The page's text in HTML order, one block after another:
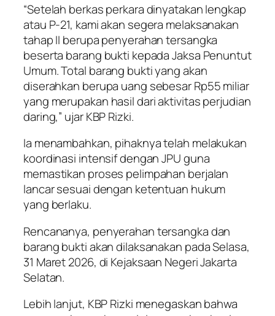
“Setelah berkas perkara dinyatakan lengkap
atau P-21, kami akan segera melaksanakan
tahap II berupa penyerahan tersangka
beserta barang bukti kepada Jaksa Penuntut
Umum. Total barang bukti yang akan
diserahkan berupa uang sebesar Rp55 miliar
yang merupakan hasil dari aktivitas perjudian
daring,” ujar KBP Rizki.
Ia menambahkan, pihaknya telah melakukan
koordinasi intensif dengan JPU guna
memastikan proses pelimpahan berjalan
lancar sesuai dengan ketentuan hukum
yang berlaku.
Rencananya, penyerahan tersangka dan
barang bukti akan dilaksanakan pada Selasa,
31 Maret 2026, di Kejaksaan Negeri Jakarta
Selatan.
Lebih lanjut, KBP Rizki menegaskan bahwa